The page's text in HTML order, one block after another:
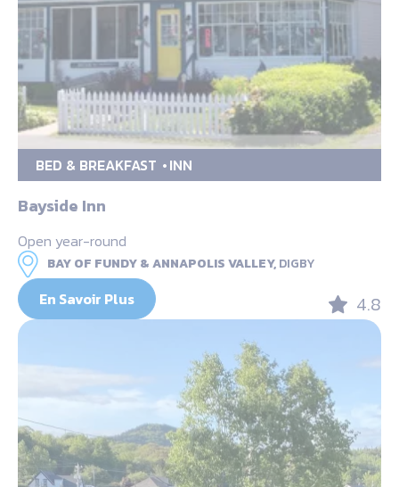
BED & BREAKFAST INN
Bayside Inn
Open year-round
BAY OF FUNDY & ANNAPOLIS VALLEY,DIGBY
En Savoir Plus 4.8